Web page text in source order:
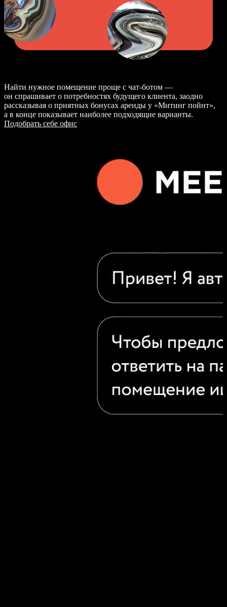
Найти нужное помещение проще с чат-ботом —
он спрашивает о потребностях будущего клиента, заодно
рассказывая о приятных бонусах аренды у «Митинг пойнт»,
а в конце показывает наиболее подходящие варианты.
Подобрать себе офис